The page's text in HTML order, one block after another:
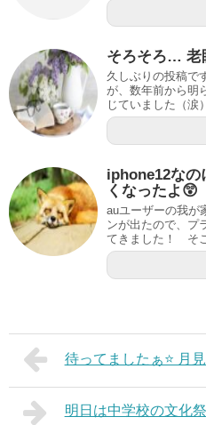
そろそろ… 老
久しぶりの投稿で
が、数年前から明
じていました（涙
iphone12なの
くなったよ😲
auユーザーの我
ンが出たので、プ
てきました！ そ
待ってましたぁ⭐️ 月
明日は中学校の文化